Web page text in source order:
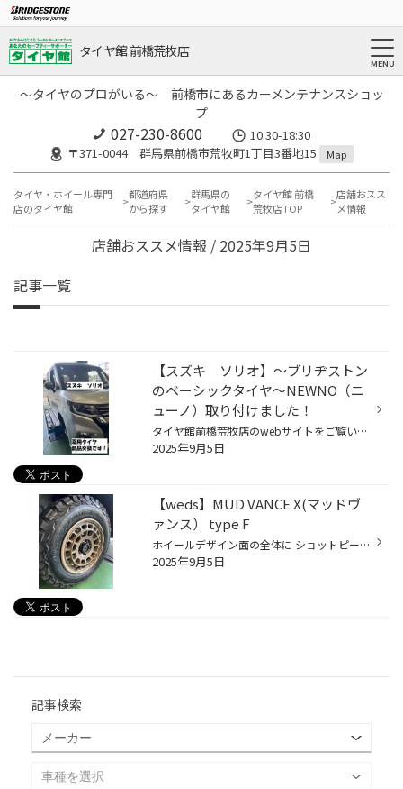
タイヤ館 前橋荒牧店
～タイヤのプロがいる～ 前橋市にあるカーメンテナンスショッ
プ
027-230-8600
10:30-18:30
〒371-0044 群馬県前橋市荒牧町1丁目3番地15
Map
タイヤ・ホイール専門
店のタイヤ館
都道府県
から探す
群馬県の
タイヤ館
タイヤ館 前橋
荒牧店TOP
店舗おスス
メ情報
店舗おススメ情報 / 2025年9月5日
記事一覧
【スズキ ソリオ】～ブリヂストン
のベーシックタイヤ～NEWNO（ニ
ューノ）取り付けました！
タイヤ館前橋荒牧店のwebサイトをご覧いただき誠にありがとうございます。 今回はスズキのコンパクトカー 【ソリオ】のタイヤ交換のご紹介です。 今回、お付けするタイヤは、、 ブリヂストンのベーシックタイヤ 【NEWNO（ニューノ）】です!(^^)! 基本性能をしっかり確保している事と共に、雨の日の...
2025年9月5日
【weds】MUD VANCE X(マッドヴ
ァンス） type F
ホイールデザイン面の全体に ショットピーニング処理を施すことで 塗装面にザラついた質感を出しております。 艶消しの仕上げでより一層のマット感、無骨感を表現した新しいカラーリングです。 カラー：フリントブロンズ サイズ：16ｘ7.0 5/114.3 35
2025年9月5日
記事検索